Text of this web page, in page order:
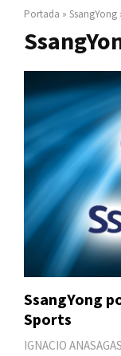
Portada » SsangYong
SsangYong
Sports
IGNACIO